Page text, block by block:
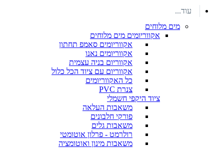
עוד...
מים מלוחים
אקווריומים מים מלוחים
אקווריומים סאמפ תחתון
אקווריומים נאנו
אקווריום בניה עצמית
אקווריום עם ציוד הכל כלול
כל האקווריומים
צנרת PVC
ציוד היקפי חשמלי
משאבות העלאה
פורקי חלבונים
משאבות גלים
רולרמט - פרלון אוטומטי
משאבות מינון ואוטומציה